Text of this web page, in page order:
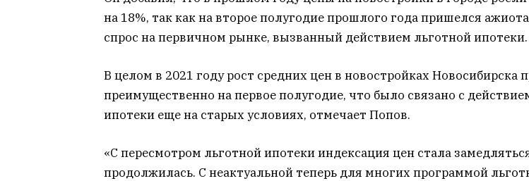
на 18%, так как на второе полугодие прошлого года пришелся
спрос на первичном рынке, вызванный действием льготной ипотеки.
В целом в 2021 году рост средних цен в новостройках Новосибирска
преимущественно на первое полугодие, что было связано с
ипотеки еще на старых условиях, отмечает Попов.
«С пересмотром льготной ипотеки индексация цен стала
продолжилась. С неактуальной теперь для многих программой